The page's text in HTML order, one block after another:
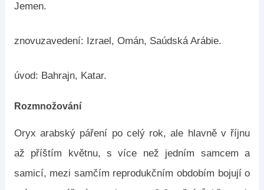
Jemen.
znovuzavedení: Izrael, Omán, Saúdská Arábie.
úvod: Bahrajn, Katar.
Rozmnožování
Oryx arabský páření po celý rok, ale hlavně v říjnu
až příštím květnu, s více než jedním samcem a
samicí, mezi samčím reprodukčním obdobím bojují o